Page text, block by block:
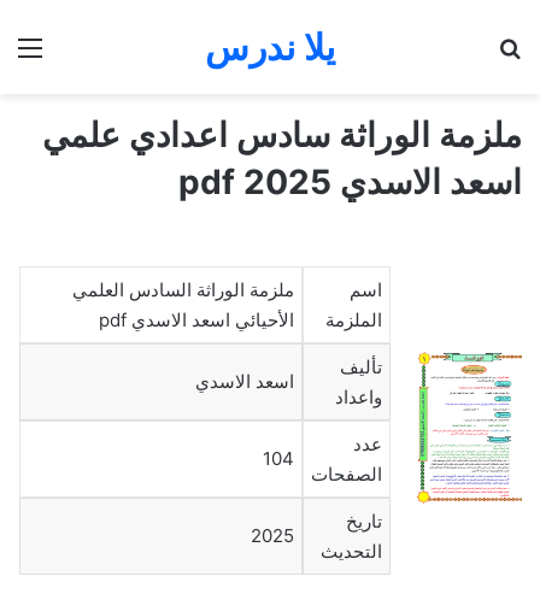
يلا ندرس
ملزمة الوراثة سادس اعدادي علمي
اسعد الاسدي 2025 pdf
اسم
الملزمة
ملزمة الوراثة السادس العلمي
الأحيائي اسعد الاسدي pdf
تأليف
واعداد
اسعد الاسدي
عدد
الصفحات
104
تاريخ
التحديث
2025